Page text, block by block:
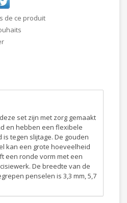
de ce produit
set zijn met zorg gemaakt
en hebben een flexibele
tegen slijtage. De gouden
kan een grote hoeveelheid
een ronde vorm met een
De breedte van de
penselen is 3,3 mm, 5,7